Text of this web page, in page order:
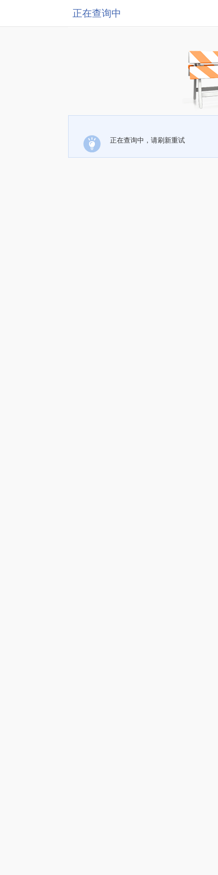
正在查询中
正在查询中，请刷新重试